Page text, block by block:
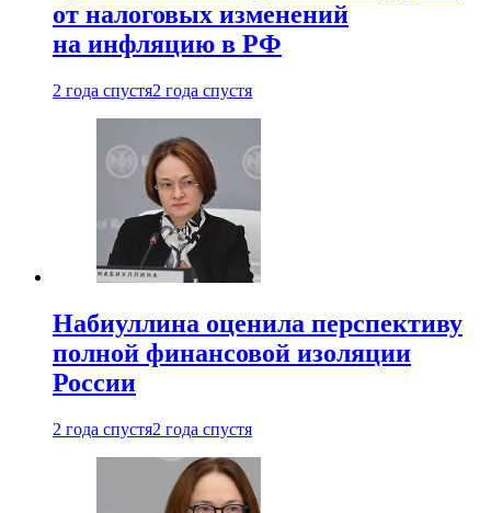
от налоговых изменений
на инфляцию в РФ
2 года спустя2 года спустя
Набиуллина оценила перспективу
полной финансовой изоляции
России
2 года спустя2 года спустя